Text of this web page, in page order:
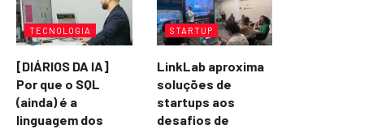
TECNOLOGIA
[DIÁRIOS DA IA]
Por que o SQL
(ainda) é a
linguagem dos
STARTUP
LinkLab aproxima
soluções de
startups aos
desafios de